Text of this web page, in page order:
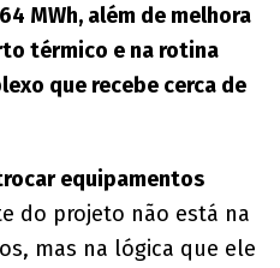
MWh, além de melhora
térmico e na rotina
que recebe cerca de
equipamentos
do projeto não está na
mas na lógica que ele